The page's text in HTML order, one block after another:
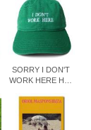
SORRY I DON'T
WORK HERE HAT
プ